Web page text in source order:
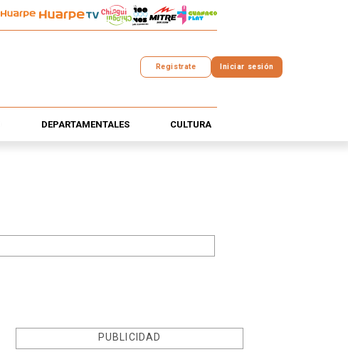
Registrate Iniciar sesión
DEPARTAMENTALES CULTURA
PUBLICIDAD